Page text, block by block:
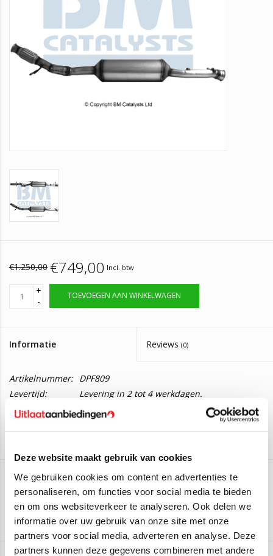
Deze website maakt gebruik van cookies
We gebruiken cookies om content en advertenties te
personaliseren, om functies voor social media te bieden
en om ons websiteverkeer te analyseren. Ook delen we
informatie over uw gebruik van onze site met onze
partners voor social media, adverteren en analyse. Deze
partners kunnen deze gegevens combineren met andere
€1.250,00 €749,00 Incl. btw
+
-
TOEVOEGEN AAN WINKELWAGEN
Informatie Reviews (0)
Artikelnummer: DPF809
Levertijd:
Levering in 2 tot 4 werkdagen.
Roetfilter Citroën C5
Citroën C5 III Berline 2.0 HDI (110kW/150PK) (Van 2009 t/m
Citroën C5 III Berline 2.0 HDI(133kW/181PK) (Van 2015 t/m
2017)
Citroën C5 III Tourer 2.0 HDI
(110kW/150PK) (Van 2009 t/m
2017)
Citroën C5 III Tourer 2.0 HDI
(133kW/181PK) (Van 2015 t/m
BM Catalyst
Aan verlanglijst toevoegen Toevoegen om te vergelijken